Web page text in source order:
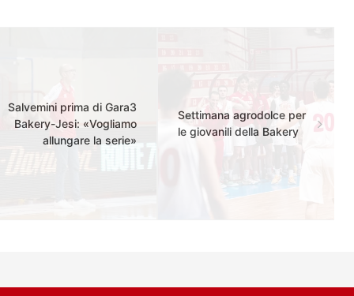
Salvemini prima di Gara3
Bakery-Jesi: «Vogliamo
allungare la serie»
Settimana agrodolce per
le giovanili della Bakery